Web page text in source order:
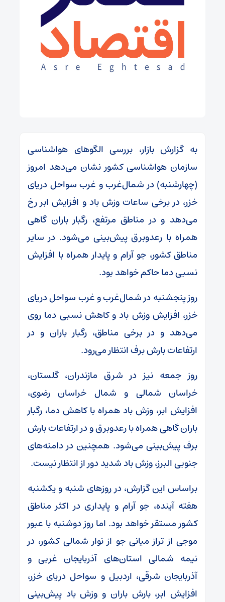
به گزارش بازار، بررسی الگوهای هواشناسی
سازمان هواشناسی کشور نشان می‌دهد امروز
(چهارشنبه) در شمال‌غرب و غرب سواحل دریای
خزر، در برخی ساعات وزش باد و افزایش ابر رخ
می‌دهد و در مناطق مرتفع، رگبار باران گاهی
همراه با رعدوبرق پیش‌بینی می‌شود. در سایر
مناطق کشور، جو آرام و پایدار همراه با افزایش
نسبی دما حاکم خواهد بود.
روز پنجشنبه در شمال‌غرب و غرب سواحل دریای
خزر، افزایش وزش باد و کاهش نسبی دما روی
می‌دهد و در برخی مناطق، رگبار باران و در
ارتفاعات بارش برف انتظار می‌رود.
روز جمعه نیز در شرق مازندران، گلستان،
خراسان شمالی و شمال خراسان رضوی،
افزایش ابر، وزش باد همراه با کاهش دما، رگبار
باران گاهی همراه با رعدوبرق و در ارتفاعات بارش
برف پیش‌بینی می‌شود. همچنین در دامنه‌های
جنوبی البرز، وزش باد شدید دور از انتظار نیست.
براساس این گزارش، در روزهای شنبه و یکشنبه
هفته آینده، جو آرام و پایداری در اکثر مناطق
کشور مستقر خواهد بود. اما روز دوشنبه با عبور
موجی از تراز میانی جو از نوار شمالی کشور، در
نیمه شمالی استان‌های آذربایجان غربی و
آذربایجان شرقی، اردبیل و سواحل دریای خزر،
افزایش ابر، بارش باران و وزش باد پیش‌بینی